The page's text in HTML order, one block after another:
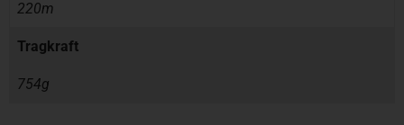
220m
Tragkraft
754g